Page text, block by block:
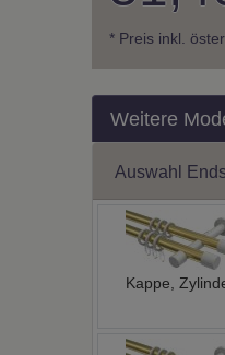
* Preis inkl.
Weitere
Auswahl
Kappe,